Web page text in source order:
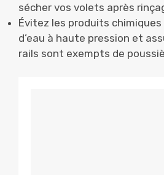
sécher vos volets après
Évitez les produits
d’eau à haute pression et
rails sont exempts de